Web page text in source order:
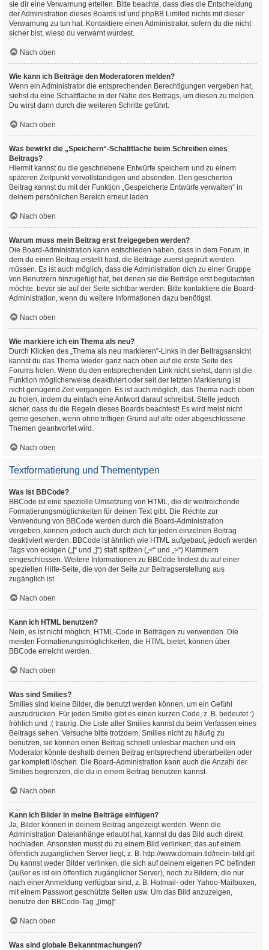
sie dir eine Verwarnung erteilen. Bitte beachte, dass dies die Entscheidung
der Administration dieses Boards ist und phpBB Limited nichts mit dieser
Verwarnung zu tun hat. Kontaktiere einen Administrator, sofern du die nicht
sicher bist, wieso du verwarnt wurdest.
Nach oben
Wie kann ich Beiträge den Moderatoren melden?
Wenn ein Administrator die entsprechenden Berechtigungen vergeben hat,
siehst du eine Schaltfläche in der Nähe des Beitrags, um diesen zu melden.
Du wirst dann durch die weiteren Schritte geführt.
Nach oben
Was bewirkt die „Speichern“-Schaltfläche beim Schreiben eines
Beitrags?
Hiermit kannst du die geschriebene Entwürfe speichern und zu einem
späteren Zeitpunkt vervollständigen und absenden. Den gesicherten
Beitrag kannst du mit der Funktion „Gespeicherte Entwürfe verwalten“ in
deinem persönlichen Bereich erneut laden.
Nach oben
Warum muss mein Beitrag erst freigegeben werden?
Die Board-Administration kann entschieden haben, dass in dem Forum, in
dem du einen Beitrag erstellt hast, die Beiträge zuerst geprüft werden
müssen. Es ist auch möglich, dass die Administration dich zu einer Gruppe
von Benutzern hinzugefügt hat, bei denen sie die Beiträge erst begutachten
möchte, bevor sie auf der Seite sichtbar werden. Bitte kontaktiere die Board-
Administration, wenn du weitere Informationen dazu benötigst.
Nach oben
Wie markiere ich ein Thema als neu?
Durch Klicken des „Thema als neu markieren“-Links in der Beitragsansicht
kannst du das Thema wieder ganz nach oben auf die erste Seite des
Forums holen. Wenn du den entsprechenden Link nicht siehst, dann ist die
Funktion möglicherweise deaktiviert oder seit der letzten Markierung ist
nicht genügend Zeit vergangen. Es ist auch möglich, das Thema nach oben
zu holen, indem du einfach eine Antwort darauf schreibst. Stelle jedoch
sicher, dass du die Regeln dieses Boards beachtest! Es wird meist nicht
gerne gesehen, wenn ohne triftigen Grund auf alte oder abgeschlossene
Themen geantwortet wird.
Nach oben
Textformatierung und Thementypen
Was ist BBCode?
BBCode ist eine spezielle Umsetzung von HTML, die dir weitreichende
Formatierungsmöglichkeiten für deinen Text gibt. Die Rechte zur
Verwendung von BBCode werden durch die Board-Administration
vergeben, können jedoch auch durch dich für jeden einzelnen Beitrag
deaktiviert werden. BBCode ist ähnlich wie HTML aufgebaut, jedoch werden
Tags von eckigen („[“ und „]“) statt spitzen („<“ und „>“) Klammern
eingeschlossen. Weitere Informationen zu BBCode findest du auf einer
speziellen Hilfe-Seite, die von der Seite zur Beitragserstellung aus
zugänglich ist.
Nach oben
Kann ich HTML benutzen?
Nein, es ist nicht möglich, HTML-Code in Beiträgen zu verwenden. Die
meisten Formatierungsmöglichkeiten, die HTML bietet, können über
BBCode erreicht werden.
Nach oben
Was sind Smilies?
Smilies sind kleine Bilder, die benutzt werden können, um ein Gefühl
auszudrücken. Für jeden Smilie gibt es einen kurzen Code, z. B. bedeutet :)
fröhlich und :( traurig. Die Liste aller Smilies kannst du beim Verfassen eines
Beitrags sehen. Versuche bitte trotzdem, Smilies nicht zu häufig zu
benutzen, sie können einen Beitrag schnell unlesbar machen und ein
Moderator könnte deshalb deinen Beitrag entsprechend überarbeiten oder
gar komplett löschen. Die Board-Administration kann auch die Anzahl der
Smilies begrenzen, die du in einem Beitrag benutzen kannst.
Nach oben
Kann ich Bilder in meine Beiträge einfügen?
Ja, Bilder können in deinem Beitrag angezeigt werden. Wenn die
Administration Dateianhänge erlaubt hat, kannst du das Bild auch direkt
hochladen. Ansonsten musst du zu einem Bild verlinken, das auf einem
öffentlich zugänglichen Server liegt, z. B. http://www.domain.tld/mein-bild.gif.
Du kannst weder Bilder verlinken, die sich auf deinem eigenen PC befinden
(außer es ist ein öffentlich zugänglicher Server), noch zu Bildern, die nur
nach einer Anmeldung verfügbar sind, z. B. Hotmail- oder Yahoo-Mailboxen,
mit einem Passwort geschützte Seiten usw. Um das Bild anzuzeigen,
benutze den BBCode-Tag „[img]“.
Nach oben
Was sind globale Bekanntmachungen?